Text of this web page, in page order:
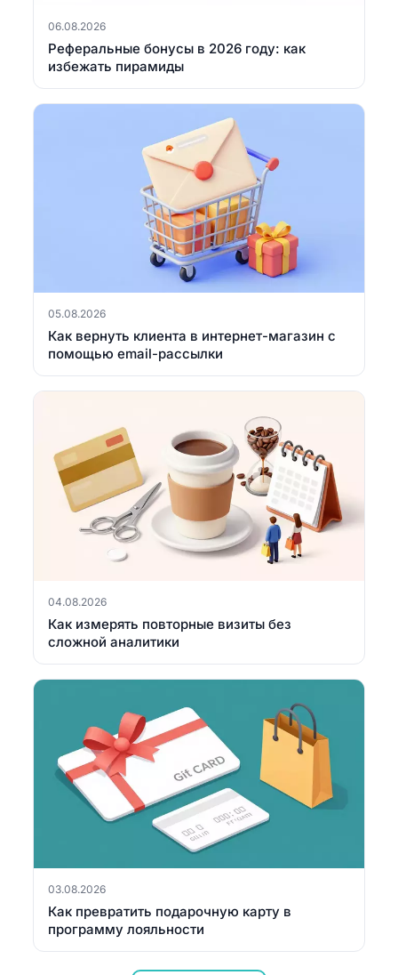
06.08.2026
Реферальные бонусы в 2026 году: как
избежать пирамиды
05.08.2026
Как вернуть клиента в интернет-магазин с
помощью email-рассылки
04.08.2026
Как измерять повторные визиты без
сложной аналитики
03.08.2026
Как превратить подарочную карту в
программу лояльности